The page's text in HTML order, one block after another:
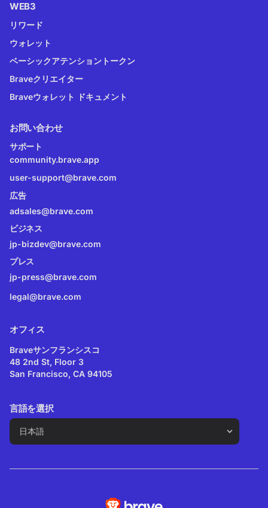
WEB3
リワード
ウォレット
ベーシックアテンショントークン
Braveクリエイター
Braveウォレット ドキュメント
お問い合わせ
サポート
community.brave.app
user-support@brave.com
広告
adsales@brave.com
ビジネス
jp-bizdev@brave.com
プレス
jp-press@brave.com
legal@brave.com
オフィス
Braveサンフランシスコ
48 2nd St, Floor 3
San Francisco, CA 94105
言語を選択